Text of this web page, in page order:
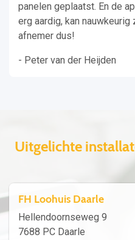
En de applicatie die
kan nauwkeurig zien hoeveel
der Heijden
Uitgelichte
FH Loohuis Daarle
Hellendoornseweg 9
7688 PC Daarle